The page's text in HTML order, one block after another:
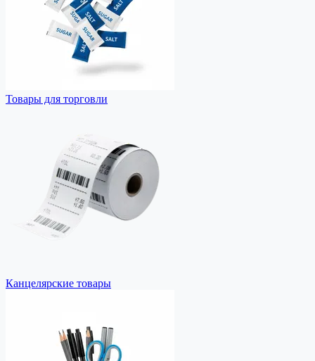
Товары для торговли
Канцелярские товары